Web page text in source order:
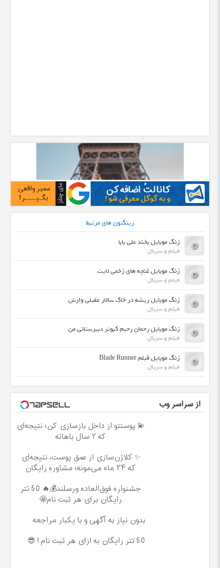
رینگتون های مرتبط
زنگ موبایل بخند علی بابا
فیلم و سریال
زنگ موبایل غنچه های زخمی لایت
فیلم و سریال
زنگ موبایل ریشه در خاک سالار عقیلی وارش
فیلم و سریال
زنگ موبایل رحمان رحیم کبوتر دبیرستانی من
فیلم و سریال
زنگ موبایل فیلم Blade Runner
فیلم و سریال
از سراسر وب
💫 پوستتو از داخل بازسازی کن؛ نتیجه‌ای
که ۲ سال باهاته
✨ کلاژن‌سازی از عمق پوست، نتیجه‌ای
که ۲۴ ماه می‌مونه؛ مشاوره رایگان
جشنواره فوق‌العاده ورسلند💰🔥 50 تتر
رایگان برای هر ثبت نام🤩
بدون نیاز به آگهی و با یکبار مراجعه
50 تتر رایگان به ازای هر ثبت نام ! 😎